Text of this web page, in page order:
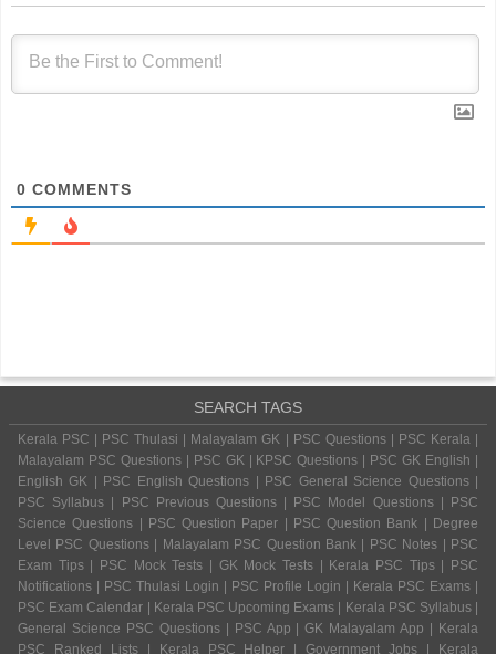
0 COMMENTS
SEARCH TAGS
Kerala PSC | PSC Thulasi | Malayalam GK | PSC Questions | PSC Kerala |
Malayalam PSC Questions | PSC GK | KPSC Questions | PSC GK English |
English GK | PSC English Questions | PSC General Science Questions |
PSC Syllabus | PSC Previous Questions | PSC Model Questions | PSC
Science Questions | PSC Question Paper | PSC Question Bank | Degree
Level PSC Questions | Malayalam PSC Question Bank | PSC Notes | PSC
Exam Tips | PSC Mock Tests | GK Mock Tests | Kerala PSC Tips | PSC
Notifications | PSC Thulasi Login | PSC Profile Login | Kerala PSC Exams |
PSC Exam Calendar | Kerala PSC Upcoming Exams | Kerala PSC Syllabus |
General Science PSC Questions | PSC App | GK Malayalam App | Kerala
PSC Ranked Lists | Kerala PSC Helper | Government Jobs | Kerala